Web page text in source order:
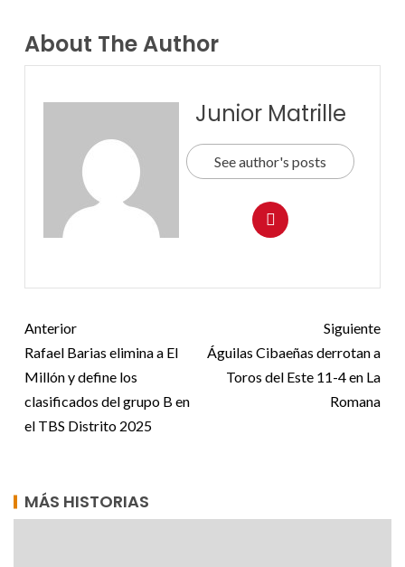
About The Author
Junior Matrille
See author's posts
Anterior
Rafael Barias elimina a El
Millón y define los
clasificados del grupo B en
el TBS Distrito 2025
Siguiente
Águilas Cibaeñas derrotan a
Toros del Este 11-4 en La
Romana
MÁS HISTORIAS